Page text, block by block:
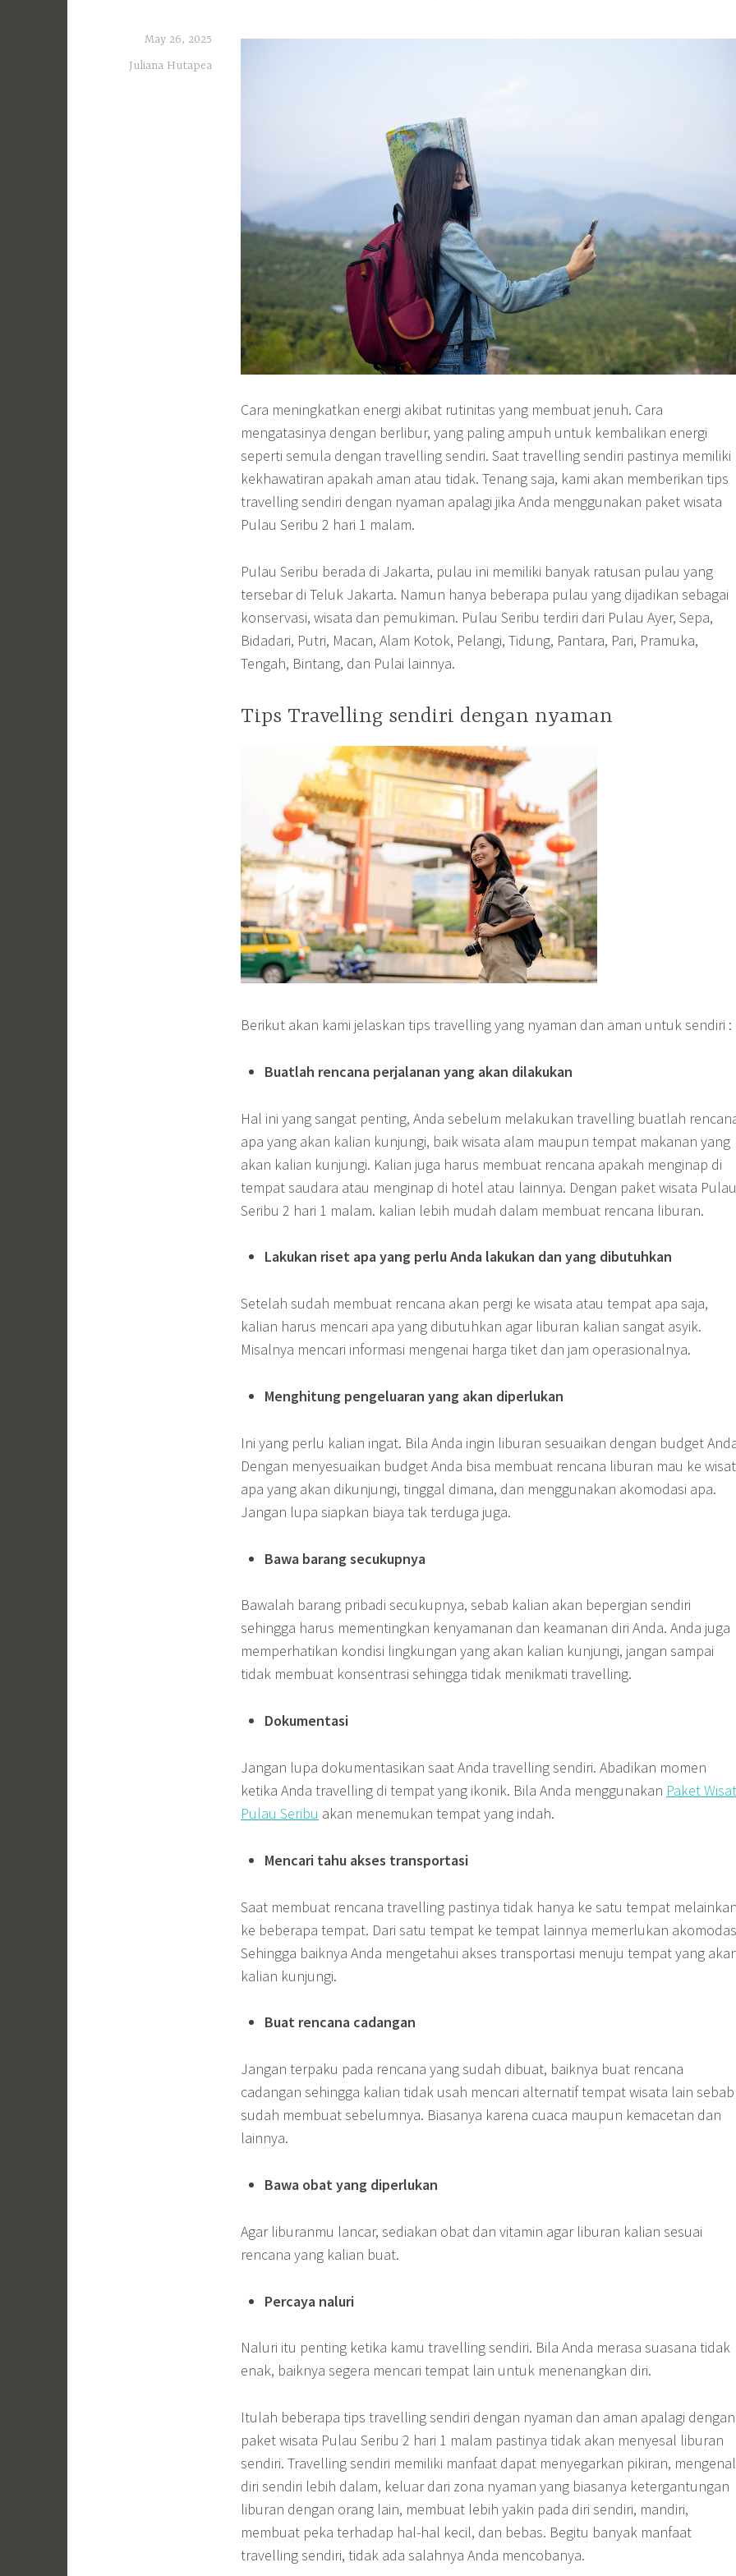
May 26, 2025
Juliana Hutapea
Cara meningkatkan energi akibat rutinitas yang membuat jenuh. Cara
mengatasinya dengan berlibur, yang paling ampuh untuk kembalikan energi
seperti semula dengan travelling sendiri. Saat travelling sendiri pastinya memiliki
kekhawatiran apakah aman atau tidak. Tenang saja, kami akan memberikan tips
travelling sendiri dengan nyaman apalagi jika Anda menggunakan paket wisata
Pulau Seribu 2 hari 1 malam.
Pulau Seribu berada di Jakarta, pulau ini memiliki banyak ratusan pulau yang
tersebar di Teluk Jakarta. Namun hanya beberapa pulau yang dijadikan sebagai
konservasi, wisata dan pemukiman. Pulau Seribu terdiri dari Pulau Ayer, Sepa,
Bidadari, Putri, Macan, Alam Kotok, Pelangi, Tidung, Pantara, Pari, Pramuka,
Tengah, Bintang, dan Pulai lainnya.
Tips Travelling sendiri dengan nyaman
Berikut akan kami jelaskan tips travelling yang nyaman dan aman untuk sendiri :
Buatlah rencana perjalanan yang akan dilakukan
Hal ini yang sangat penting, Anda sebelum melakukan travelling buatlah
apa yang akan kalian kunjungi, baik wisata alam maupun tempat makanan yang
akan kalian kunjungi. Kalian juga harus membuat rencana apakah menginap di
tempat saudara atau menginap di hotel atau lainnya. Dengan paket wisata Pulau
Seribu 2 hari 1 malam. kalian lebih mudah dalam membuat rencana liburan.
Lakukan riset apa yang perlu Anda lakukan dan yang dibutuhkan
Setelah sudah membuat rencana akan pergi ke wisata atau tempat apa saja,
kalian harus mencari apa yang dibutuhkan agar liburan kalian sangat asyik.
Misalnya mencari informasi mengenai harga tiket dan jam operasionalnya.
Menghitung pengeluaran yang akan diperlukan
Ini yang perlu kalian ingat. Bila Anda ingin liburan sesuaikan dengan budget
Dengan menyesuaikan budget Anda bisa membuat rencana liburan mau ke
apa yang akan dikunjungi, tinggal dimana, dan menggunakan akomodasi apa.
Jangan lupa siapkan biaya tak terduga juga.
Bawa barang secukupnya
Bawalah barang pribadi secukupnya, sebab kalian akan bepergian sendiri
sehingga harus mementingkan kenyamanan dan keamanan diri Anda. Anda juga
memperhatikan kondisi lingkungan yang akan kalian kunjungi, jangan sampai
tidak membuat konsentrasi sehingga tidak menikmati travelling.
Dokumentasi
Jangan lupa dokumentasikan saat Anda travelling sendiri. Abadikan momen
ketika Anda travelling di tempat yang ikonik. Bila Anda menggunakan Paket
Pulau Seribu akan menemukan tempat yang indah.
Mencari tahu akses transportasi
Saat membuat rencana travelling pastinya tidak hanya ke satu tempat
ke beberapa tempat. Dari satu tempat ke tempat lainnya memerlukan
Sehingga baiknya Anda mengetahui akses transportasi menuju tempat yang
kalian kunjungi.
Buat rencana cadangan
Jangan terpaku pada rencana yang sudah dibuat, baiknya buat rencana
cadangan sehingga kalian tidak usah mencari alternatif tempat wisata lain sebab
sudah membuat sebelumnya. Biasanya karena cuaca maupun kemacetan dan
lainnya.
Bawa obat yang diperlukan
Agar liburanmu lancar, sediakan obat dan vitamin agar liburan kalian sesuai
rencana yang kalian buat.
Percaya naluri
Naluri itu penting ketika kamu travelling sendiri. Bila Anda merasa suasana tidak
enak, baiknya segera mencari tempat lain untuk menenangkan diri.
Itulah beberapa tips travelling sendiri dengan nyaman dan aman apalagi dengan
paket wisata Pulau Seribu 2 hari 1 malam pastinya tidak akan menyesal liburan
sendiri. Travelling sendiri memiliki manfaat dapat menyegarkan pikiran, mengenal
diri sendiri lebih dalam, keluar dari zona nyaman yang biasanya ketergantungan
liburan dengan orang lain, membuat lebih yakin pada diri sendiri, mandiri,
membuat peka terhadap hal-hal kecil, dan bebas. Begitu banyak manfaat
travelling sendiri, tidak ada salahnya Anda mencobanya.